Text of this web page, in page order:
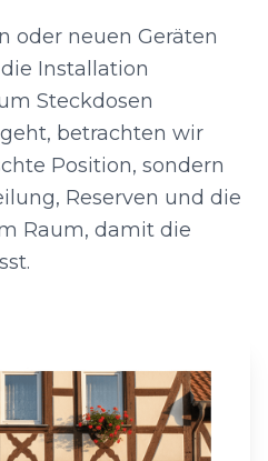
oder neuen Geräten
Installation
Steckdosen
betrachten wir
Position, sondern
Reserven und die
Raum, damit die